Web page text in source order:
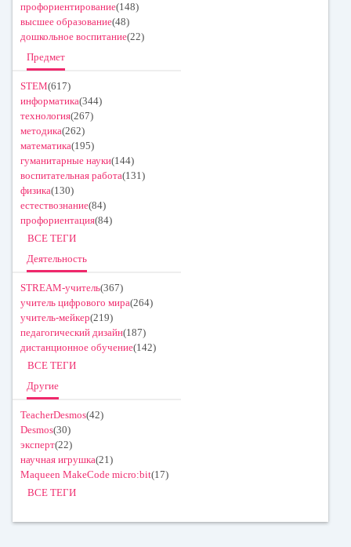
профориентирование(148)
высшее образование(48)
дошкольное воспитание(22)
Предмет
STEM(617)
информатика(344)
технология(267)
методика(262)
математика(195)
гуманитарные науки(144)
воспитательная работа(131)
физика(130)
естествознание(84)
профориентация(84)
ВСЕ ТЕГИ
Деятельность
STREAM-учитель(367)
учитель цифрового мира(264)
учитель-мейкер(219)
педагогический дизайн(187)
дистанционное обучение(142)
ВСЕ ТЕГИ
Другие
TeacherDesmos(42)
Desmos(30)
эксперт(22)
научная игрушка(21)
Maqueen MakeCode micro:bit(17)
ВСЕ ТЕГИ